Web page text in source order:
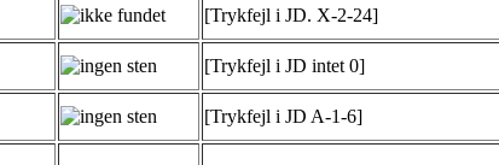
[Trykfejl i JD. X-2-24]
[Trykfejl i JD intet 0]
[Trykfejl i JD A-1-6]